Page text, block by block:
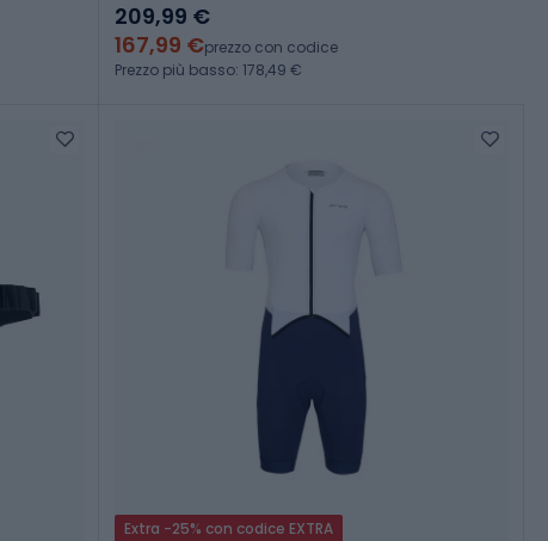
209,99 €
167,99 €prezzo con codice
Prezzo più basso: 178,49 €
Extra -25% con codice EXTRA